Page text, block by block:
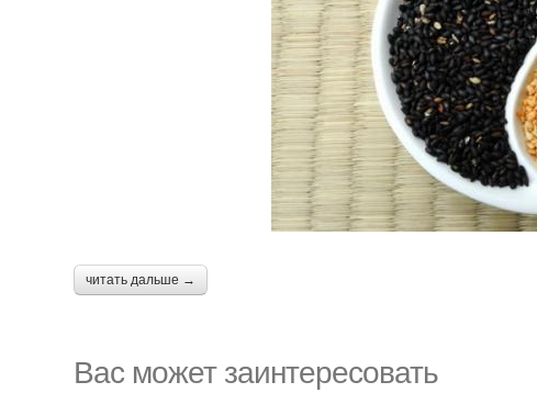
читать дальше →
Вас может заинтересовать